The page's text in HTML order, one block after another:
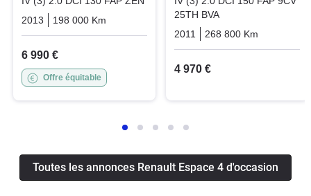
2013
198 000 Km Diesel
6 990 €
Offre équitable
25TH BVA
2011
268 800 Km
4 970 €
Toutes les annonces Renault Espace 4 d'occasion